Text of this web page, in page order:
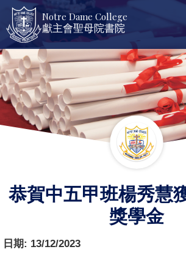
Notre Dame College
獻主會聖母院書院
恭賀中五甲班楊秀慧
獎學金
日期: 13/12/2023